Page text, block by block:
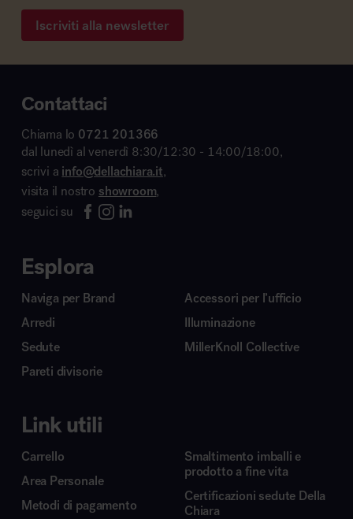
Iscriviti alla newsletter
Contattaci
Chiama lo 0721 201366
dal lunedì al venerdì 8:30/12:30 - 14:00/18:00,
scrivi a info@dellachiara.it,
visita il nostro showroom,
seguici su
Esplora
Naviga per Brand
Arredi
Sedute
Pareti divisorie
Accessori per l’ufficio
Illuminazione
MillerKnoll Collective
Link utili
Carrello
Area Personale
Metodi di pagamento
Smaltimento imballi e
prodotto a fine vita
Certificazioni sedute Della
Chiara